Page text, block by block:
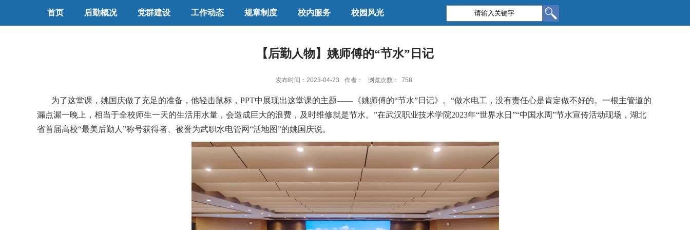
首页 后勤概况 党群建设 工作动态 规章制度 校内服务 校园风光
【后勤人物】姚师傅的“节水”日记
发布时间：2023-04-23 作者： 浏览次数： 758
为了这堂课，姚国庆做了充足的准备，他轻击鼠标，PPT中展现出这堂课的主题——《姚师傅的“节水”日记》。“做水电工，没有责任心是肯定做不好的。一根主管道的
漏点漏一晚上，相当于全校师生一天的生活用水量，会造成巨大的浪费，及时维修就是节水。”在武汉职业技术学院2023年“世界水日”“中国水周”节水宣传活动现场，湖北
省首届高校“最美后勤人”称号获得者、被誉为武职水电管网“活地图”的姚国庆说。